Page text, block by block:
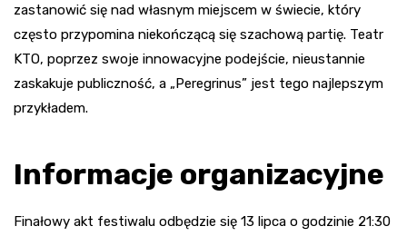
zastanowić się nad własnym miejscem w świecie, który
często przypomina niekończącą się szachową partię. Teatr
KTO, poprzez swoje innowacyjne podejście, nieustannie
zaskakuje publiczność, a „Peregrinus” jest tego najlepszym
przykładem.
Informacje organizacyjne
Finałowy akt festiwalu odbędzie się 13 lipca o godzinie 21:30